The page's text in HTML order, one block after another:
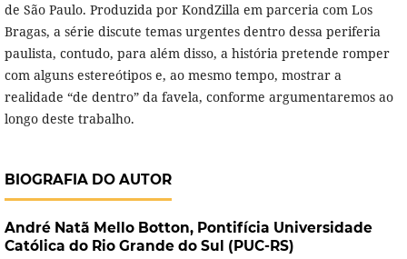
de São Paulo. Produzida por KondZilla em parceria com Los
Bragas, a série discute temas urgentes dentro dessa periferia
paulista, contudo, para além disso, a história pretende romper
com alguns estereótipos e, ao mesmo tempo, mostrar a
realidade “de dentro” da favela, conforme argumentaremos ao
longo deste trabalho.
BIOGRAFIA DO AUTOR
André Natã Mello Botton, Pontifícia Universidade
Católica do Rio Grande do Sul (PUC-RS)